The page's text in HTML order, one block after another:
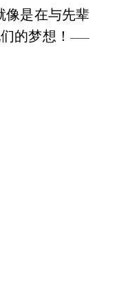
像是在与先辈
的梦想！ ——